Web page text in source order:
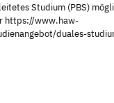
Studium (PBS)
https://www.haw-
duales-